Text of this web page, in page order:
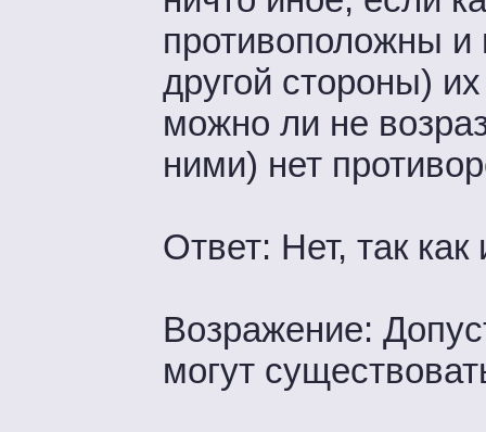
противоположны и
другой стороны)
можно ли не
ними) нет
Ответ: Нет, так
Возражение:
могут